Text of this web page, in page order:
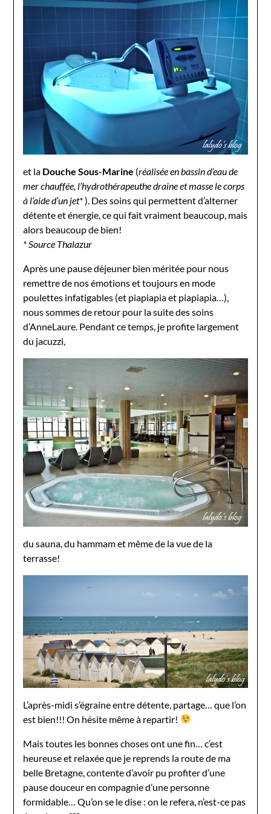
et la Douche Sous-Marine (réalisée en bassin d’eau de
mer chauffée, l’hydrothérapeuthe draine et masse le corps
à l’aide d’un jet*). Des soins qui permettent d’alterner
détente et énergie, ce qui fait vraiment beaucoup, mais
alors beaucoup de bien!
* Source Thalazur
Après une pause déjeuner bien méritée pour nous
remettre de nos émotions et toujours en mode
poulettes infatigables (et piapiapia et piapiapia…),
nous sommes de retour pour la suite des soins
d’AnneLaure. Pendant ce temps, je profite largement
du jacuzzi,
du sauna, du hammam et même de la vue de la
terrasse!
L’après-midi s’égraine entre détente, partage… que l’on
est bien!!! On hésite même à repartir!
Mais toutes les bonnes choses ont une fin… c’est
heureuse et relaxée que je reprends la route de ma
belle Bretagne, contente d’avoir pu profiter d’une
pause douceur en compagnie d’une personne
formidable… Qu’on se le dise : on le refera, n’est-ce pas